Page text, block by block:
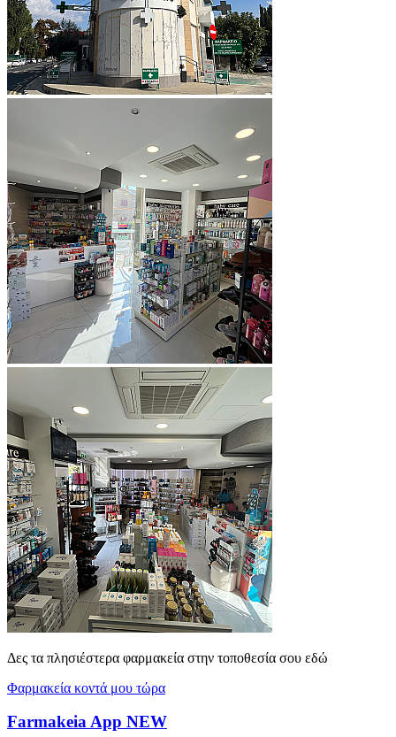
Δες τα πλησιέστερα φαρμακεία στην τοποθεσία σου εδώ
Φαρμακεία κοντά μου τώρα
Farmakeia App NEW